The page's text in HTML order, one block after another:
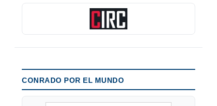
CONRADO POR EL MUNDO